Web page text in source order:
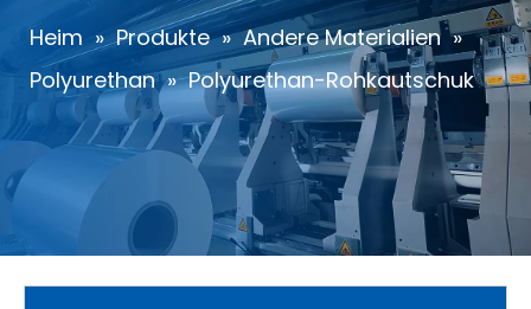
Heim » Produkte » Andere Materialien »
Polyurethan » Polyurethan-Rohkautschuk